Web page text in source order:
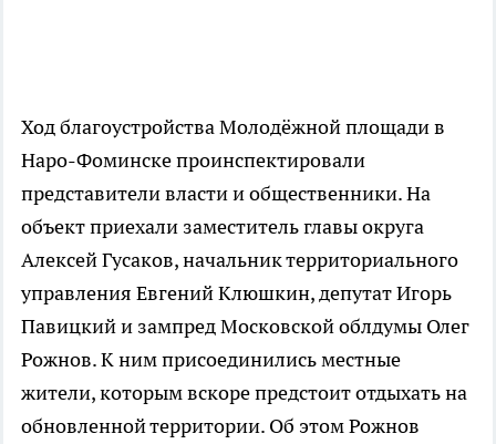
Ход благоустройства Молодёжной площади в
Наро-Фоминске проинспектировали
представители власти и общественники. На
объект приехали заместитель главы округа
Алексей Гусаков, начальник территориального
управления Евгений Клюшкин, депутат Игорь
Павицкий и зампред Московской облдумы Олег
Рожнов. К ним присоединились местные
жители, которым вскоре предстоит отдыхать на
обновленной территории. Об этом Рожнов